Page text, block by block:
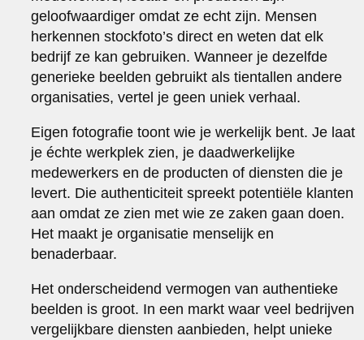
geloofwaardiger omdat ze echt zijn. Mensen
herkennen stockfoto’s direct en weten dat elk
bedrijf ze kan gebruiken. Wanneer je dezelfde
generieke beelden gebruikt als tientallen andere
organisaties, vertel je geen uniek verhaal.
Eigen fotografie toont wie je werkelijk bent. Je laat
je échte werkplek zien, je daadwerkelijke
medewerkers en de producten of diensten die je
levert. Die authenticiteit spreekt potentiële klanten
aan omdat ze zien met wie ze zaken gaan doen.
Het maakt je organisatie menselijk en
benaderbaar.
Het onderscheidend vermogen van authentieke
beelden is groot. In een markt waar veel bedrijven
vergelijkbare diensten aanbieden, helpt unieke